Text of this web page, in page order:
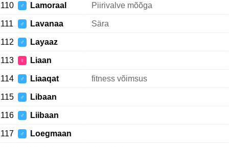
110 ♂ Lamoraal Piirivalve mõõga
111 ♂ Lavanaa Sära
112 ♂ Layaaz
113 ♀ Liaan
114 ♂ Liaaqat fitness võimsus
115 ♂ Libaan
116 ♂ Liibaan
117 ♂ Loegmaan